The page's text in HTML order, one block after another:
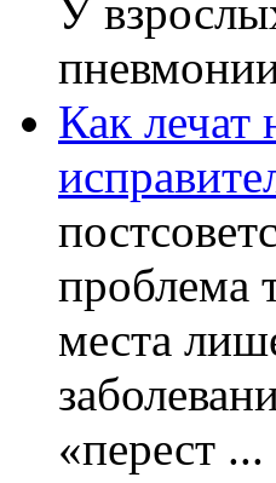
У
Как лечат
проблема
места
«перест ...